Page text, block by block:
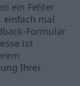
ein Fehler
einfach mal
Formular
ist
Ihrer